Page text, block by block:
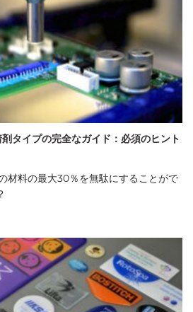
タイプの完全なガイド：必須のヒント
材料の最大30％を無駄にすることがで